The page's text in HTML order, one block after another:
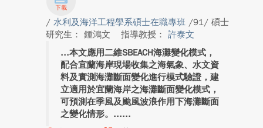
/ 水利及海洋工程學系碩士在職專班 /91/ 碩士
研究生： 鍾鴻文
指導教授： 許泰文
本文應用二維SBEACH海灘變化模式，
配合宜蘭海岸現場收集之海氣象、水文資
料及實測海灘斷面變化進行模式驗證，建
立適用於宜蘭海岸之海灘斷面變化模式，
可預測在季風及颱風波浪作用下海灘斷面
之變化情形。...